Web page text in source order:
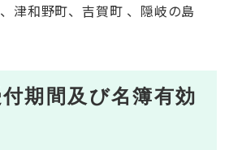
津和野町、吉賀町 、隠岐の島
期間及び名簿有効